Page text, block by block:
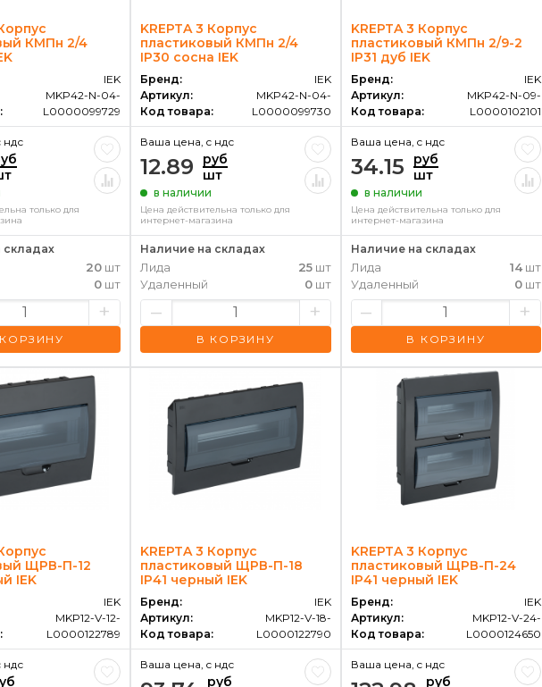
КМПн 2/4
IEK
MKP42-N-04-
L0000099729
ндс
только для
складах
20шт
0шт
+
KREPTA 3 Корпус
пластиковый КМПн 2/4
IP30 сосна IEK
Бренд:
IEK
Артикул:
MKP42-N-04-
Код товара:
L0000099730
Ваша цена, c ндс
12.89
руб
шт
в наличии
Цена действительна только для
интернет-магазина
Наличие на складах
Лида 25шт
Удаленный
0шт
– +
В КОРЗИНУ
KREPTA 3 Корпус
пластиковый КМПн 2/9-2
IP31 дуб IEK
Бренд:
IEK
Артикул:
MKP42-N-09-
Код товара:
L0000102101
Ваша цена, c ндс
34.15
руб
шт
в наличии
Цена действительна только для
интернет-магазина
Наличие на складах
Лида 14шт
Удаленный
0 шт
– +
В КОРЗИНУ
ЩРВ-П-12
IEK
IEK
MKP12-V-12-
L0000122789
ндс
KREPTA 3 Корпус
пластиковый ЩРВ-П-18
IP41 черный IEK
Бренд:
IEK
Артикул:
MKP12-V-18-
Код товара:
L0000122790
Ваша цена, c ндс
руб
KREPTA 3 Корпус
пластиковый ЩРВ-П-24
IP41 черный IEK
Бренд:
IEK
Артикул:
MKP12-V-24-
Код товара:
L0000124650
Ваша цена, c ндс
руб